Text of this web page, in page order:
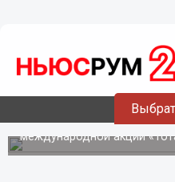
12.05.201519:56
5 из 175 саровчан
диктант" на
В Сарове подведены
международной акции